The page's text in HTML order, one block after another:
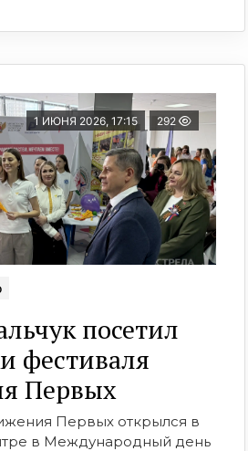
1 ИЮНЯ 2026, 17:15 292
посетил
фестиваля
Первых
Первых открылся в
в Международный день